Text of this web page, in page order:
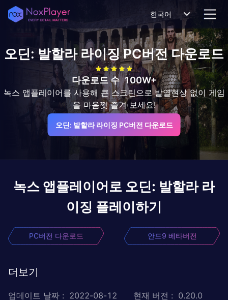
한국어
오딘: 발할라 라이징PC버전 다운로드
다운로드 수 100W+
녹스 앱플레이어를 사용해 큰 스크린으로 발열현상 없이 게임
을 마음껏 즐겨 보세요!
오딘: 발할라 라이징 PC버전 다운로드
녹스 앱플레이어로 오딘: 발할라 라
이징 플레이하기
PC버전 다운로드 안드9 베타버전
더보기
업데이트 날짜 : 2022-08-12 현재 버전 : 0.20.0